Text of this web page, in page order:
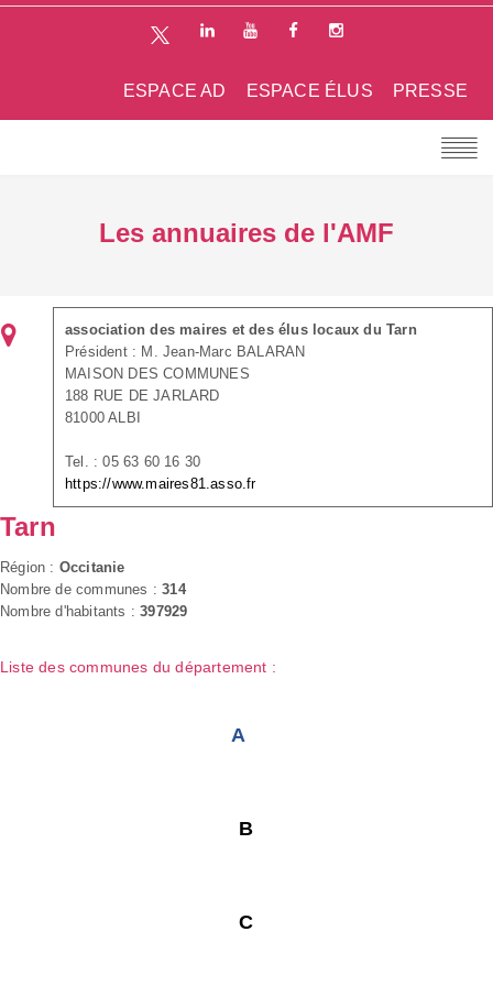
PRESSE
ESPACE ÉLUS
ESPACE AD
Les annuaires de l'AMF
association des maires et des élus locaux du Tarn
Président : M. Jean-Marc BALARAN
MAISON DES COMMUNES
188 RUE DE JARLARD
81000 ALBI
Tel. : 05 63 60 16 30
https://www.maires81.asso.fr
Tarn
Région : Occitanie
Nombre de communes :314
Nombre d'habitants :397929
Liste des communes du département :
A
B
C